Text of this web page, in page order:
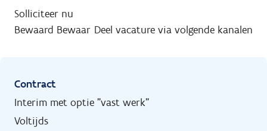
Solliciteer nu
Bewaard Bewaar Deel vacature via volgende kanalen
Contract
Interim met optie "vast werk"
Voltijds